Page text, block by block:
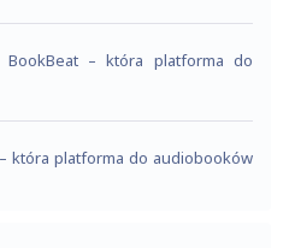
BookBeat – która platforma do
która platforma do audiobooków